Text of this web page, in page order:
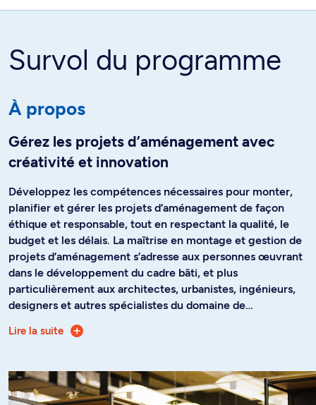
Survol du programme
À propos
Gérez les projets d’aménagement avec
créativité et innovation
Développez les compétences nécessaires pour monter,
planifier et gérer les projets d’aménagement de façon
éthique et responsable, tout en respectant la qualité, le
budget et les délais. La maîtrise en montage et gestion de
projets d’aménagement s’adresse aux personnes œuvrant
dans le développement du cadre bâti, et plus
particulièrement aux architectes, urbanistes, ingénieurs,
designers et autres spécialistes du domaine de
l’aménagement.
Ce programme vise à développer vos connaissances sur la
d’analyse et de gouvernance des processus de réalisation
de projets et à favoriser votre sens de créativité et
Lire la suite